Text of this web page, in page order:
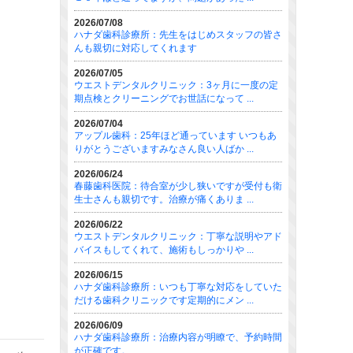
2026/07/08
ハナダ歯科診療所：先生をはじめスタッフの皆さ
んも親切に対応してくれます
2026/07/05
ウエストデンタルクリニック：3ヶ月に一度の定
期点検とクリーニングでお世話になって ...
2026/07/04
アップル歯科：25年ほど通っています いつもあ
りがとうございますみなさん良い人ばか ...
2026/06/24
春藤歯科医院：待合室が少し狭いですが受付も衛
生士さんも親切です。治療が痛くありま ...
2026/06/22
ウエストデンタルクリニック：丁寧な説明やアド
バイスもしてくれて、施術もしっかりや ...
2026/06/15
ハナダ歯科診療所：いつも丁寧な対応をしていた
だける歯科クリニックです定期的にメン ...
2026/06/09
ハナダ歯科診療所：治療内容が明瞭で、予約時間